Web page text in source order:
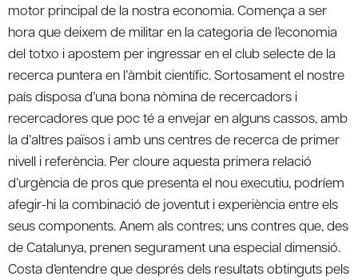
motor principal de la nostra economia. Comença a ser
hora que deixem de militar en la categoria de l’economia
del totxo i apostem per ingressar en el club selecte de la
recerca puntera en l’àmbit científic. Sortosament el nostre
país disposa d’una bona nòmina de recercadors i
recercadores que poc té a envejar en alguns cassos, amb
la d’altres països i amb uns centres de recerca de primer
nivell i referència. Per cloure aquesta primera relació
d’urgència de pros que presenta el nou executiu, podríem
afegir-hi la combinació de joventut i experiència entre els
seus components. Anem als contres; uns contres que, des
de Catalunya, prenen segurament una especial dimensió.
Costa d’entendre que després dels resultats obtinguts pels